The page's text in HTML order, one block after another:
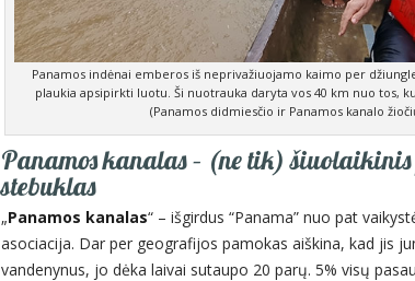
Panamos indėnai emberos iš neprivažiuojamo kaimo per
plaukia apsipirkti luotu. Ši nuotrauka daryta vos 40 km nuo tos,
(Panamos didmiesčio ir Panamos kanalo
Panamos kanalas – (ne tik)
stebuklas
„Panamos kanalas“ – išgirdus “Panama” nuo pat
asociacija. Dar per geografijos pamokas aiškina, kad jis
vandenynus, jo dėka laivai sutaupo 20 parų. 5% visų